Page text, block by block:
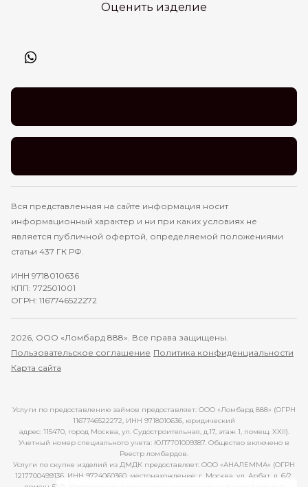
Оценить изделие
Вся представленная на сайте информация носит
информационный характер и ни при каких условиях не
является публичной офертой, определяемой положениями
статьи 437 ГК РФ.
ИНН 9718010636
КПП: 772501001
ОГРН: 1167746522272
2026, ООО «Ломбард 888». Все права защищены.
Пользовательское соглашение Политика конфиденциальности
Карта сайта
Услуги по предоставлению займов предоставляет: ООО «Ломбард 888» (ОГРН
1167746522272, ИНН 9718010636, юридический
адрес: 115470, город Москва, ул. Судостроительная, д.17, этаж 1, помещ. XXII).
Учетный номер специального учета: ЮЛ7701009387. Общество включено в
Реестр ломбардов.
Услуги по скупке изделий из ДМДК предоставляет: ООО «АНАЛЕММА» (ОГРН
1217700499136, ИНН 9724060360, местонахождение: г. Москва, ул. Арбат, д. 6/2,